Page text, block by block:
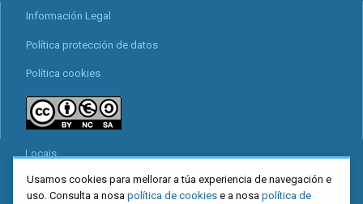
Información Legal
Política protección de datos
Política cookies
Locais
Mapa web
Usamos cookies para mellorar a túa experiencia de navegación e
uso. Consulta a nosa política de cookies e a nosa política de